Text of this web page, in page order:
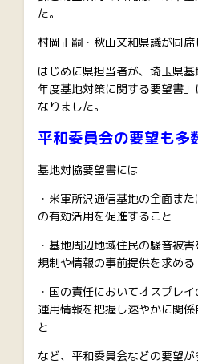
た。
村岡正嗣・秋山文和県議が同席
はじめに県担当者が、埼玉県
年度基地対策に関する要望書
なりました。
平和委員会の要望も多
基地対協要望書には
・米軍所沢通信基地の全面ま
の有効活用を促進すること
・基地周辺地域住民の騒音被
規制や情報の事前提供を求める
・国の責任においてオスプレ
運用情報を把握し速やかに関
と
など、平和委員会などの要望が